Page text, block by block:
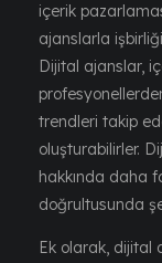
içerik
ajanslarla
Dijital ajanslar,
trendleri takip
oluşturabilirler.
hakkında daha
doğrultusunda
Ek olarak, dijital